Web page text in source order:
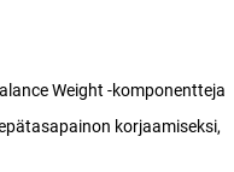
Weight -komponentteja
korjaamiseksi,